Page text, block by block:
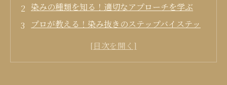
染みの種類を知る！適切なアプローチを学ぶ
プロが教える！染み抜きのステップバイステッ